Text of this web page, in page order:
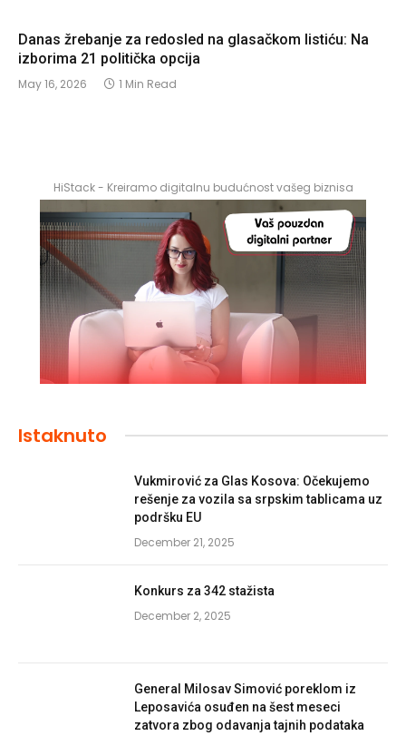
Danas žrebanje za redosled na glasačkom listiću: Na
izborima 21 politička opcija
May 16, 2026 1 Min Read
HiStack - Kreiramo digitalnu budućnost vašeg biznisa
Istaknuto
Vukmirović za Glas Kosova: Očekujemo
rešenje za vozila sa srpskim tablicama uz
podršku EU
December 21, 2025
Konkurs za 342 stažista
December 2, 2025
General Milosav Simović poreklom iz
Leposavića osuđen na šest meseci
zatvora zbog odavanja tajnih podataka